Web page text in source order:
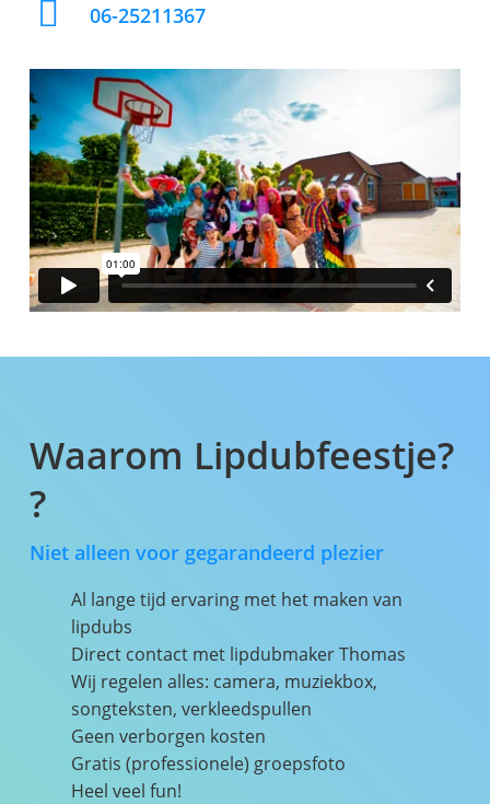
06-25211367
Waarom Lipdubfeestje?
?
Niet alleen voor gegarandeerd plezier
Al lange tijd ervaring met het maken van
lipdubs
Direct contact met lipdubmaker Thomas
Wij regelen alles: camera, muziekbox,
songteksten, verkleedspullen
Geen verborgen kosten
Gratis (professionele) groepsfoto
Heel veel fun!